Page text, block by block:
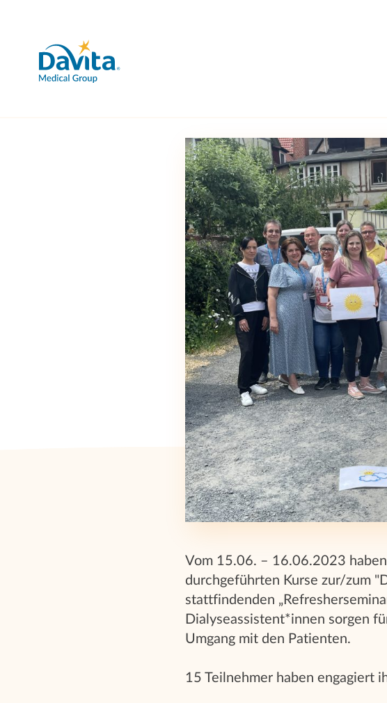
Vom 15.06. – 16.06.2023
durchgeführten Kurse zur/zum
stattfindenden
Dialyseassistent*innen sorgen
Umgang mit den Patienten.
15 Teilnehmer haben engagiert